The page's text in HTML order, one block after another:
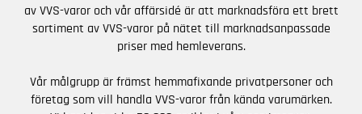
av VVS-varor och vår affärsidé är att marknadsföra ett brett
sortiment av VVS-varor på nätet till marknadsanpassade
priser med hemleverans.
Vår målgrupp är främst hemmafixande privatpersoner och
företag som vill handla VVS-varor från kända varumärken.